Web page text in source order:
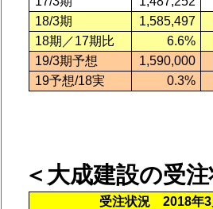
18/3期
1,585,497
18期／17期比
6.6%
19/3期予想
1,590,000
19予想/18実 0.3%
＜大成建設の受
受注状況 2018年